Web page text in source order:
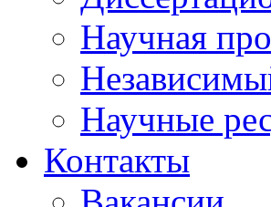
Научная
Научные
Контакты